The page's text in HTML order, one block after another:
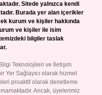
Sitede yalnızca kendi
Burada yer alan içerikler
kurum ve kişiler hakkında
ve kişiler ile isim
bilgiler taslak
Teknolojileri ve İletişim
Yer Sağlayıcı olarak hizmet
proaktif olarak denetleme
Ancak, üyelerimiz